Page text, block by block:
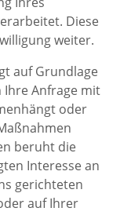
Diese
weiter.
auf Grundlage
Ihre Anfrage mit
oder
beruht die
Interesse an
gerichteten
auf Ihrer